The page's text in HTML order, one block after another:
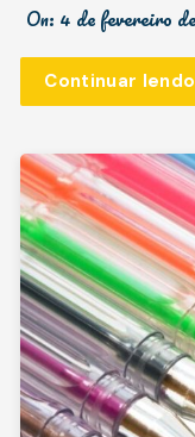
On: 4 de fevereiro
Continuar lendo